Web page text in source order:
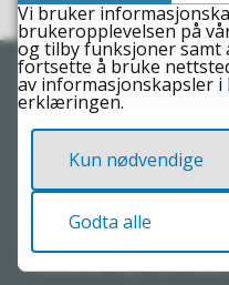
Skriv til oss
Send oss e-post
Postadresse
Vi bruker
brukeropplevelsen på
og tilby funksjoner samt
fortsette å bruke
av informasjonskapsler i
erklæringen.
Kun nødvendige
Godta alle